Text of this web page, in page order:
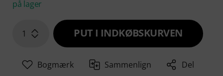
på lager
1 PUT I INDKØBSKURVEN
Bogmærk Sammenlign Del